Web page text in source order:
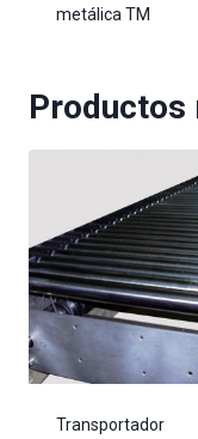
metálica TM
Productos
Transportador